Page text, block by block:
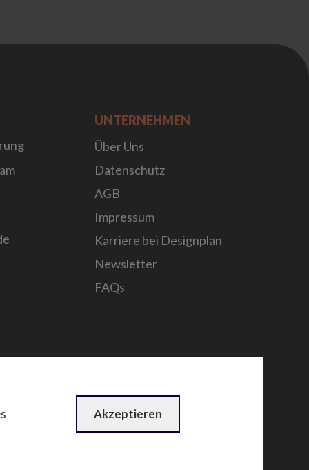
UNTERNEHMEN
Über Uns
Datenschutz
AGB
Impressum
Karriere bei Designplan
Newsletter
FAQs
Akzeptieren